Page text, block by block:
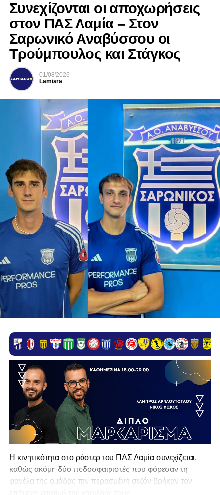
Συνεχίζονται οι αποχωρήσεις
στον ΠΑΣ Λαμία – Στον
Σαρωνικό Αναβύσσου οι
Τρούμπουλος και Στάγκος
01/08/2026
Lamiara
Η κινητικότητα στο ρόστερ του ΠΑΣ Λαμία συνεχίζεται,
καθώς ακόμη δύο ποδοσφαιριστές που φόρεσαν τη
φανέλα της ομάδας την περασμένη σεζόν βρήκαν τον